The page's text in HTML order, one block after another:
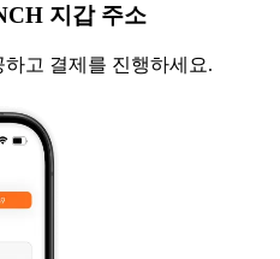
지갑 주소
고 결제를 진행하세요.